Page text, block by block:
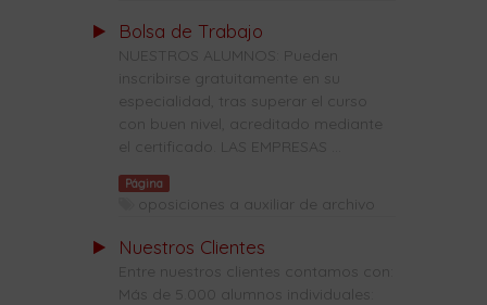
Bolsa de Trabajo
NUESTROS ALUMNOS: Pueden
inscribirse gratuitamente en su
especialidad, tras superar el curso
con buen nivel, acreditado mediante
el certificado. LAS EMPRESAS ...
Página
oposiciones a auxiliar de archivo
Nuestros Clientes
Entre nuestros clientes contamos con:
Más de 5.000 alumnos individuales: